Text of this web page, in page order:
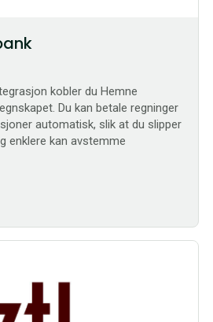
kobler du Hemne
Du kan betale regninger
automatisk, slik at du slipper
enklere kan avstemme